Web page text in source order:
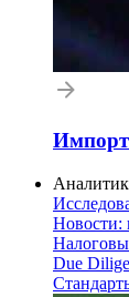
Новости:
Due